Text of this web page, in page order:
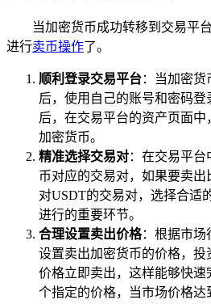
当加密货币成功转移到交易平
进行卖币操作了。
顺利登录交易平台：当加密
后，使用自己的账号和密码
后，在交易平台的资产页面
加密货币。
精准选择交易对：在交易平
币对应的交易对，如果要卖
对USDT的交易对，选择合适
进行的重要环节。
合理设置卖出价格：根据市场
设置卖出加密货币的价格，
价格立即卖出，这样能够快
个指定的价格，当市场价格